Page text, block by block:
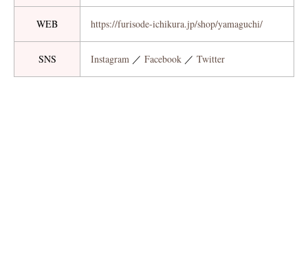
WEB https://furisode-ichikura.jp/shop/yamaguchi/
SNS Instagram ／ Facebook ／ Twitter